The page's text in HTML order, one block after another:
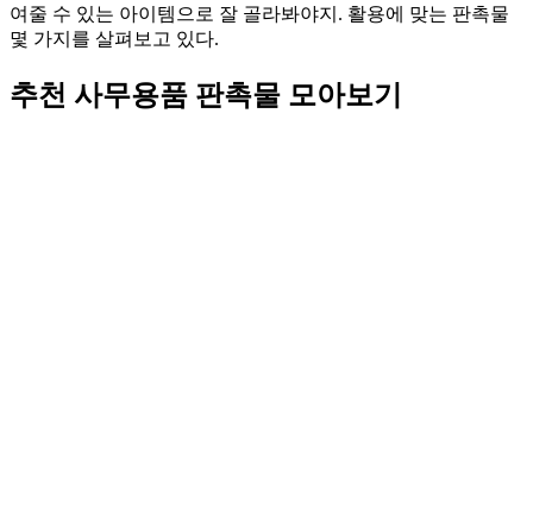
여줄 수 있는 아이템으로 잘 골라봐야지. 활용에 맞는 판촉물
몇 가지를 살펴보고 있다.
추천 사무용품 판촉물 모아보기